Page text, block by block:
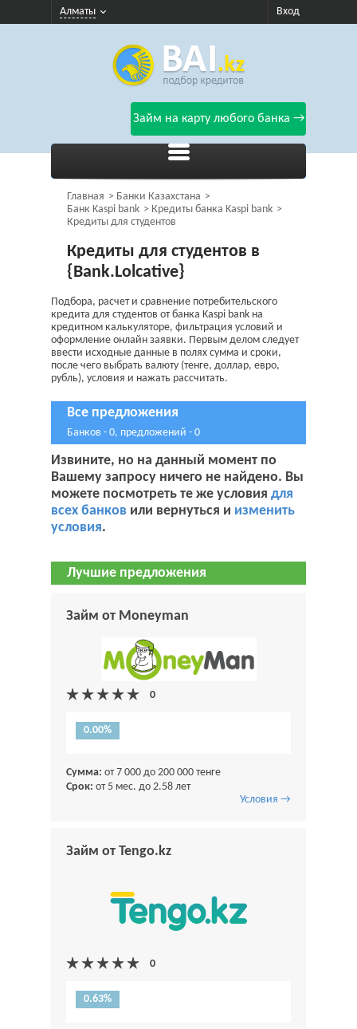
Алматы Вход
Займ на карту любого банка →
Главная
Банки Казахстана
Банк Kaspi bank
Кредиты банка Kaspi bank
Кредиты для студентов
Кредиты для студентов в
{Bank.Lolcative}
Подбора, расчет и сравнение потребительского
кредита для студентов от банка Kaspi bank на
кредитном калькуляторе, фильтрация условий и
оформление онлайн заявки. Первым делом следует
ввести исходные данные в полях сумма и сроки,
после чего выбрать валюту (тенге, доллар, евро,
рубль), условия и нажать рассчитать.
Все предложения
Банков - 0, предложений - 0
Извините, но на данный момент по
Вашему запросу ничего не найдено. Вы
можете посмотреть те же условия для
всех банков или вернуться и изменить
условия.
Лучшие предложения
Займ от Moneyman
0.00%
Сумма: от 7 000 до 200 000 тенге
Срок: от 5 мес. до 2.58 лет
Условия →
Займ от Tengo.kz
0.63%